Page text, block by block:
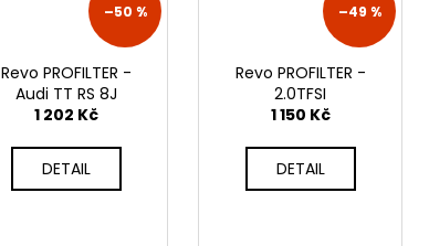
–50 %
Revo PROFILTER -
Audi TT RS 8J
1 202 Kč
DETAIL
–49 %
Revo PROFILTER -
2.0TFSI
1 150 Kč
DETAIL